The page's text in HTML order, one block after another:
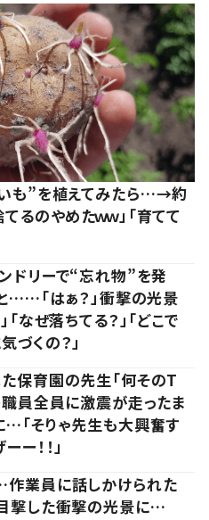
も”を植えてみたら…→約
るのやめたｗｗ」「育てて
ドリーで“忘れ物”を発
……「はぁ？」衝撃の光景
「なぜ落ちてる？」「どこで
づくの？」
保育園の先生「何そのT
職員全員に激震が走ったま
「そりゃ先生も大興奮す
ー！！」
業員に話しかけられた
撃した衝撃の光景に…